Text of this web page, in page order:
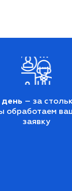
день– за
обработаем
заявку